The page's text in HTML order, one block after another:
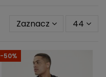
Zaznacz 44
-50%